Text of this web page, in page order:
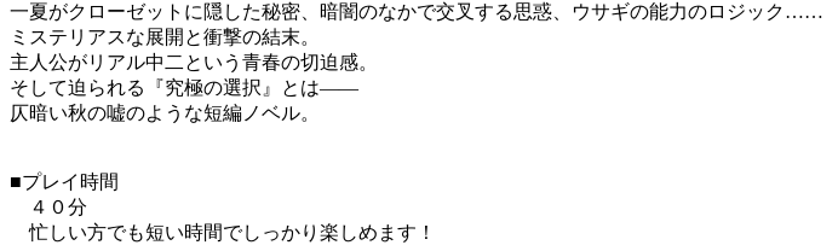
一夏がクローゼットに隠した秘密、暗闇のなかで交叉する思惑、ウサギの能力のロジック……
ミステリアスな展開と衝撃の結末。
主人公がリアル中二という青春の切迫感。
そして迫られる『究極の選択』とは――
仄暗い秋の嘘のような短編ノベル。
■プレイ時間
４０分
忙しい方でも短い時間でしっかり楽しめます！